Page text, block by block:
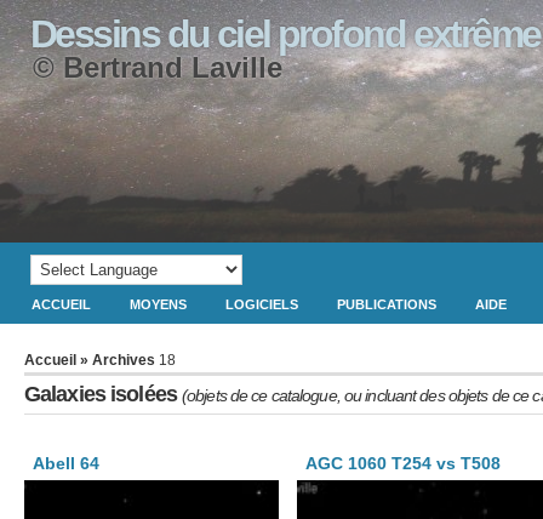
Dessins du ciel profond extrême
© Bertrand Laville
ACCUEIL MOYENS LOGICIELS PUBLICATIONS AIDE
Accueil » Archives 18
Galaxies isolées(objets de ce catalogue, ou incluant des objets de ce
Abell 64 AGC 1060 T254 vs T508